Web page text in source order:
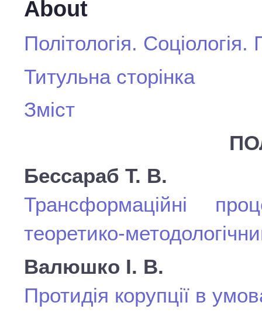
About
Політологія.
Титульна сторінка
Зміст
Бессараб Т. В.
Трансформаційні
теоретико-
Валюшко І. В.
Протидія корупції в